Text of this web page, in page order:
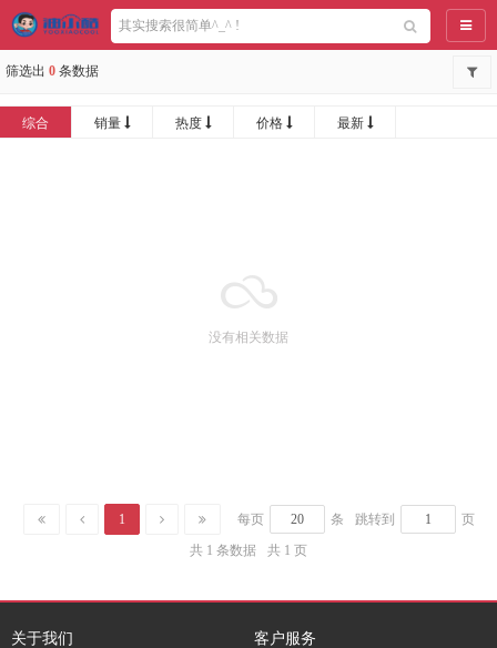
导航
筛选出 0 条数据
综合 销量 热度 价格 最新
没有相关数据
1 每页 条 跳转到
页
共 1 条数据
共 1 页
关于我们 客户服务